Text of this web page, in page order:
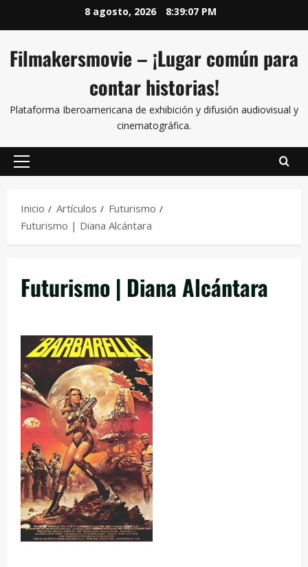
8 agosto, 2026 8:39:07 PM
Filmakersmovie – ¡Lugar común para
contar historias!
Plataforma Iberoamericana de exhibición y difusión audiovisual y
cinematográfica.
Inicio Artículos
Futurismo
Futurismo | Diana Alcántara
Futurismo | Diana Alcántara